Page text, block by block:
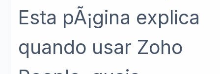
Esta pÃ¡gina explica
quando usar Zoho